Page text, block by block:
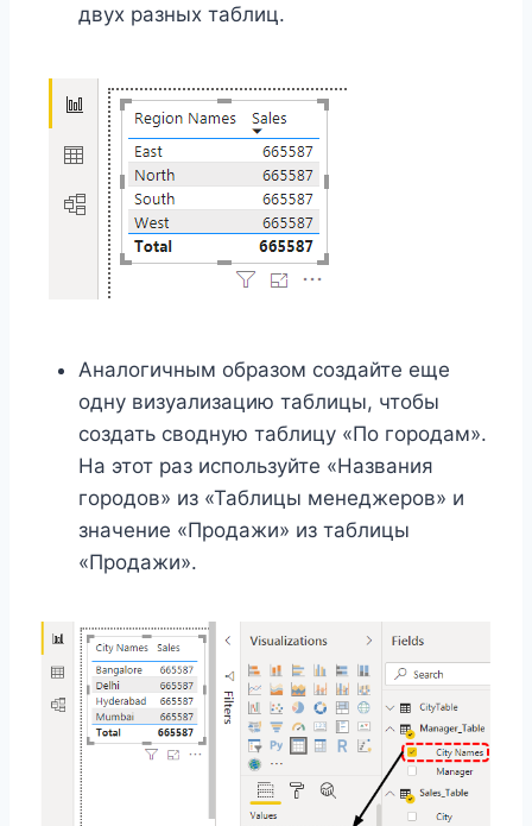
двух разных таблиц.
Аналогичным образом создайте еще
одну визуализацию таблицы, чтобы
создать сводную таблицу «По городам».
На этот раз используйте «Названия
городов» из «Таблицы менеджеров» и
значение «Продажи» из таблицы
«Продажи».